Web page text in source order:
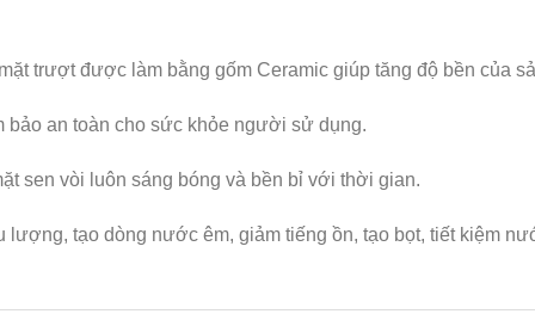
trượt được làm bằng gốm Ceramic giúp tăng độ bền của
an toàn cho sức khỏe người sử dụng.
sen vòi luôn sáng bóng và bền bỉ với thời gian.
tạo dòng nước êm, giảm tiếng ồn, tạo bọt, tiết kiệm